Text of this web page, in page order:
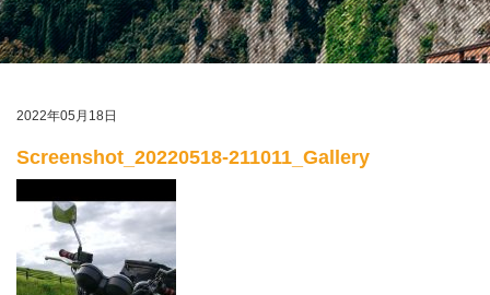
2022年05月18日
Screenshot_20220518-211011_Gallery